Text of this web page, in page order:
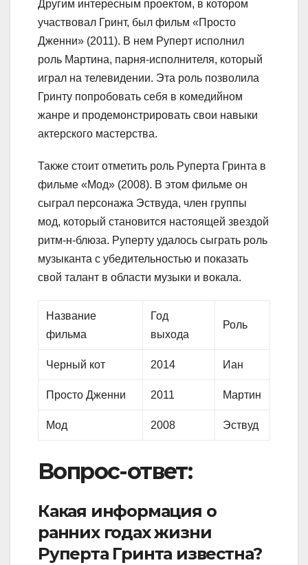
Другим интересным проектом, в котором
участвовал Гринт, был фильм «Просто
Дженни» (2011). В нем Руперт исполнил
роль Мартина, парня-исполнителя, который
играл на телевидении. Эта роль позволила
Гринту попробовать себя в комедийном
жанре и продемонстрировать свои навыки
актерского мастерства.
Также стоит отметить роль Руперта Гринта в
фильме «Мод» (2008). В этом фильме он
сыграл персонажа Эствуда, член группы
мод, который становится настоящей звездой
ритм-н-блюза. Руперту удалось сыграть роль
музыканта с убедительностью и показать
свой талант в области музыки и вокала.
Название
фильма
Год
выхода
Роль
Черный кот 2014 Иан
Просто Дженни 2011 Мартин
Мод 2008 Эствуд
Вопрос-ответ:
Какая информация о
ранних годах жизни
Руперта Гринта известна?